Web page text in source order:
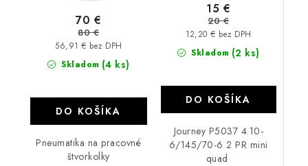
Skladom (4 ks)
56,91 € bez DPH
70 €
80 €
DO KOŠÍKA
Pneumatika na pracovné
štvorkolky
Skladom (2 ks)
12,20 € bez DPH
15 €
20 €
DO KOŠÍKA
Journey P5037 4.10-
6/145/70-6 2 PR mini
quad